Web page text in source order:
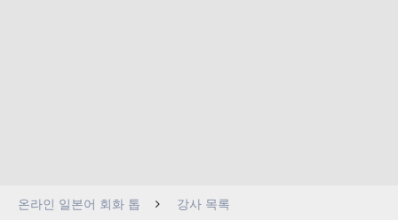
온라인 일본어 회화 톱
강사 목록